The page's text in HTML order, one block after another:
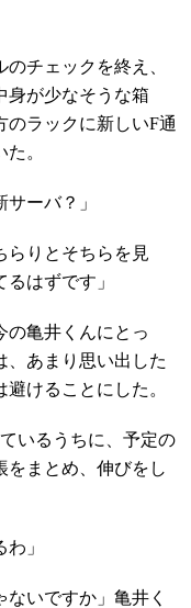
チェックを終え、
身が少なそうな箱
のラックに新しいF通
。
ーバ？」
りとそちらを見
はずです」
亀井くんにとっ
、あまり思い出した
けることにした。
いるうちに、予定の
をまとめ、伸びをし
」
いですか」亀井く